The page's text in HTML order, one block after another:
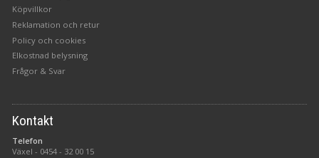
Köpvillkor
Reklamation och retur
Policy och cookies
Elkostnad belysning
Frågor & Svar
Kontakt
Telefon
Växel - 0454 - 32 00 15